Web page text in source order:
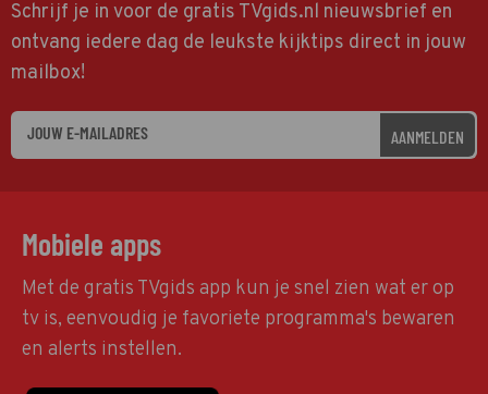
Schrijf je in voor de gratis TVgids.nl nieuwsbrief en
ontvang iedere dag de leukste kijktips direct in jouw
mailbox!
AANMELDEN
Mobiele apps
Met de gratis TVgids app kun je snel zien wat er op
tv is, eenvoudig je favoriete programma's bewaren
en alerts instellen.